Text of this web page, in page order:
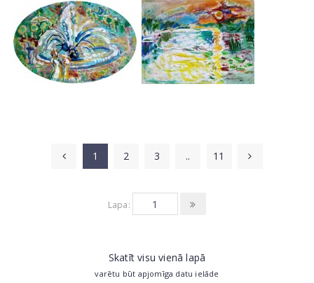
1 2 3 .. 11
Lapa:
Skatīt visu vienā lapā
varētu būt apjomīga datu ielāde